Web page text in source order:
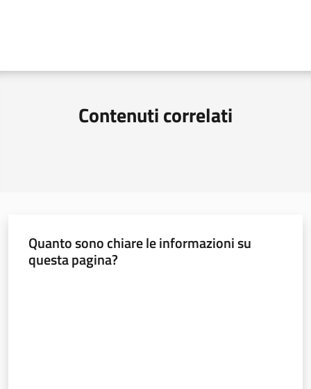
Contenuti correlati
Quanto sono chiare le informazioni su
questa pagina?